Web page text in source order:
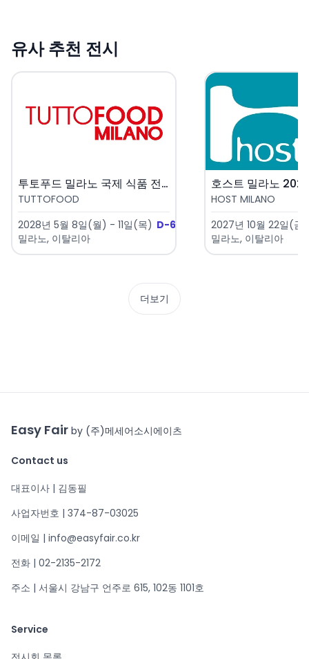
유사 추천 전시
투토푸드 밀라노 국제 식품 전시회..
TUTTOFOOD
2028년 5월 8일(월) - 11일(목) D-640
밀라노, 이탈리아
호스트 밀라노
HOST MILANO
2027년 10월 22일(
밀라노, 이탈리아
더보기
Easy Fair by (주)메세어소시에이츠
Contact us
대표이사 | 김동필
사업자번호 | 374-87-03025
이메일 | info@easyfair.co.kr
전화 | 02-2135-2172
주소 | 서울시 강남구 언주로 615, 102동 1101호
Service